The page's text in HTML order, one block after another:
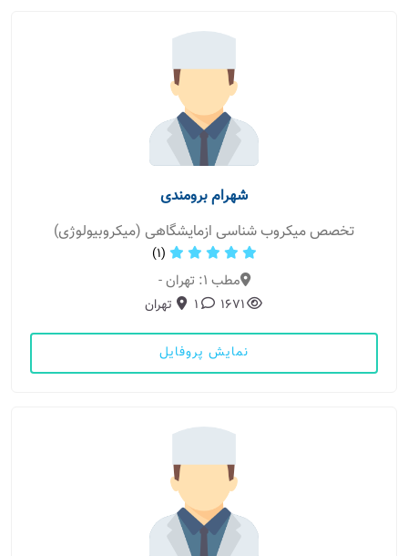
شهرام برومندی
تخصص میکروب شناسی ازمایشگاهی (میکروبیولوژی)
(1)
مطب 1: تهران -
1671
1 تهران
نمایش پروفایل